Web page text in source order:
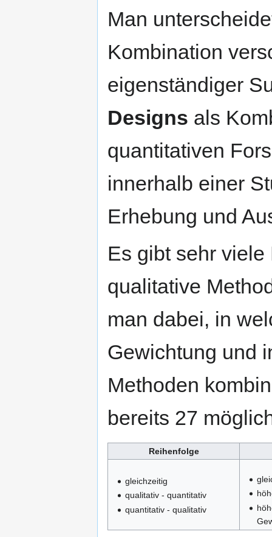
Man
Kombination
eigenständiger
Designs als
quantitativen
innerhalb einer
Erhebung und
Es gibt sehr
qualitative
man dabei, in
Gewichtung und
Methoden
bereits 27
Reihenfolge
gleichzeitig
qualitativ - quantitativ
quantitativ - qualitativ